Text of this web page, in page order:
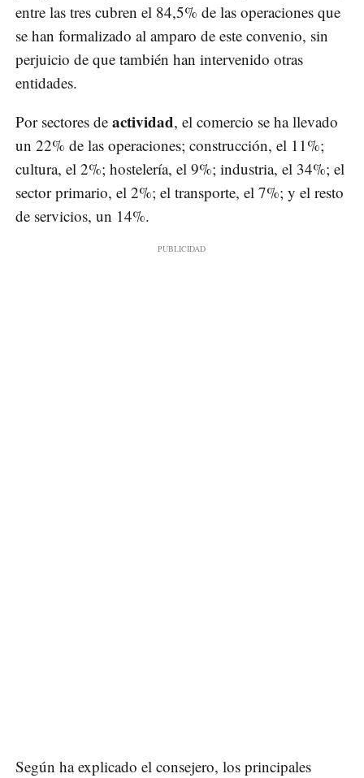
entre las tres cubren el 84,5% de las operaciones que
se han formalizado al amparo de este convenio, sin
perjuicio de que también han intervenido otras
entidades.
Por sectores de actividad, el comercio se ha llevado
un 22% de las operaciones; construcción, el 11%;
cultura, el 2%; hostelería, el 9%; industria, el 34%; el
sector primario, el 2%; el transporte, el 7%; y el resto
de servicios, un 14%.
Según ha explicado el consejero, los principales